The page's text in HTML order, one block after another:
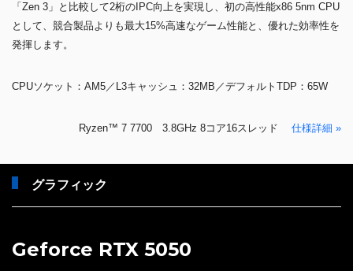
「Zen 3」と比較して2桁のIPC向上を実現し、初の高性能x86 5nm CPU
として、競合製品よりも最大15%高速なゲーム性能と、優れた効率性を
発揮します。
CPUソケット：AM5／L3キャッシュ：32MB／デフォルトTDP：65W
Ryzen™ 7 7700 3.8GHz 8コア16スレッド 仕様詳細 »
グラフィック
Geforce RTX 5050